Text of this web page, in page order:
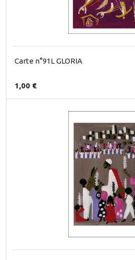
Carte n°91L GLORIA
1,00 €